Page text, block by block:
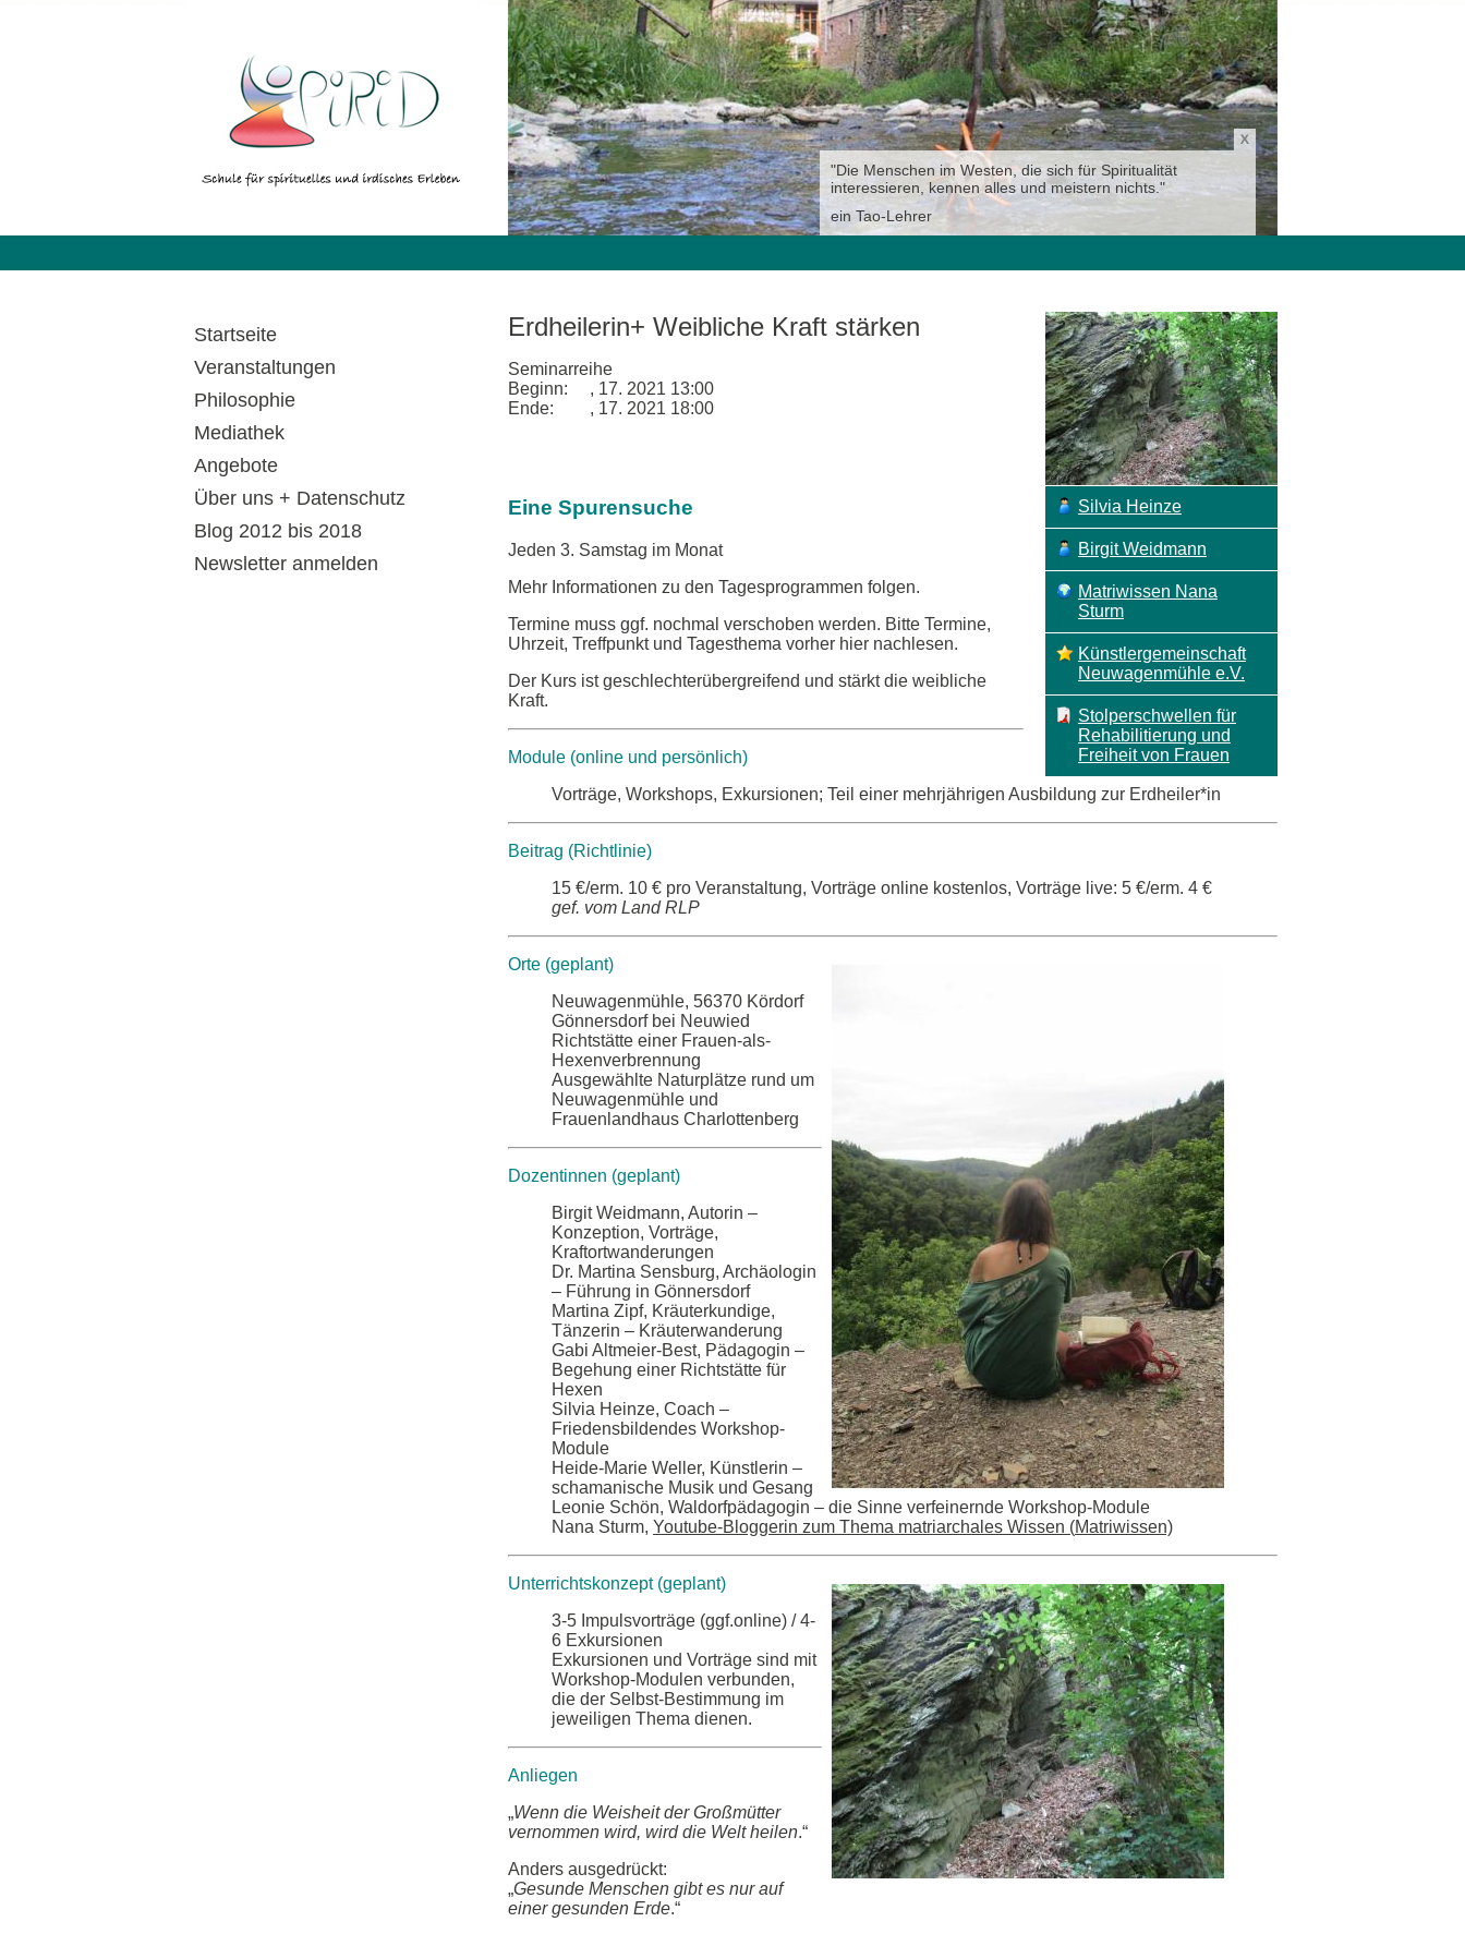
"Die Menschen im Westen, die sich für Spiritualität
interessieren, kennen alles und meistern nichts."
ein Tao-Lehrer
Startseite
Veranstaltungen
Philosophie
Mediathek
Angebote
Über uns + Datenschutz
Blog 2012 bis 2018
Newsletter anmelden
Silvia Heinze
Birgit Weidmann
Matriwissen Nana
Sturm
Künstlergemeinschaft
Neuwagenmühle e.V.
Stolperschwellen für
Rehabilitierung und
Freiheit von Frauen
Erdheilerin+ Weibliche Kraft stärken
Seminarreihe
Beginn:
, 17. 2021 13:00
Ende:
, 17. 2021 18:00
Eine Spurensuche
Jeden 3. Samstag im Monat
Mehr Informationen zu den Tagesprogrammen folgen.
Termine muss ggf. nochmal verschoben werden. Bitte Termine,
Uhrzeit, Treffpunkt und Tagesthema vorher hier nachlesen.
Der Kurs ist geschlechterübergreifend und stärkt die weibliche
Kraft.
Module (online und persönlich)
Vorträge, Workshops, Exkursionen; Teil einer mehrjährigen Ausbildung zur Erdheiler*in
Beitrag (Richtlinie)
15 €/erm. 10 € pro Veranstaltung, Vorträge online kostenlos, Vorträge live: 5 €/erm. 4 €
gef. vom Land RLP
Orte (geplant)
Neuwagenmühle, 56370 Kördorf
Gönnersdorf bei Neuwied
Richtstätte einer Frauen-als-
Hexenverbrennung
Ausgewählte Naturplätze rund um
Neuwagenmühle und
Frauenlandhaus Charlottenberg
Dozentinnen (geplant)
Birgit Weidmann, Autorin –
Konzeption, Vorträge,
Kraftortwanderungen
Dr. Martina Sensburg, Archäologin
– Führung in Gönnersdorf
Martina Zipf, Kräuterkundige,
Tänzerin – Kräuterwanderung
Gabi Altmeier-Best, Pädagogin –
Begehung einer Richtstätte für
Hexen
Silvia Heinze, Coach –
Friedensbildendes Workshop-
Module
Heide-Marie Weller, Künstlerin –
schamanische Musik und Gesang
Leonie Schön, Waldorfpädagogin – die Sinne verfeinernde Workshop-Module
Nana Sturm, Youtube-Bloggerin zum Thema matriarchales Wissen (Matriwissen)
Unterrichtskonzept (geplant)
3-5 Impulsvorträge (ggf.online) / 4-
6 Exkursionen
Exkursionen und Vorträge sind mit
Workshop-Modulen verbunden,
die der Selbst-Bestimmung im
jeweiligen Thema dienen.
Anliegen
„Wenn die Weisheit der Großmütter
vernommen wird, wird die Welt heilen.“
Anders ausgedrückt:
„Gesunde Menschen gibt es nur auf
einer gesunden Erde.“